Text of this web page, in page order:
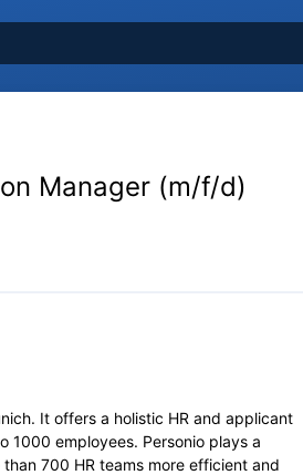
Manager (m/f/d)
It offers a holistic HR and applicant
1000 employees. Personio plays a
700 HR teams more efficient and